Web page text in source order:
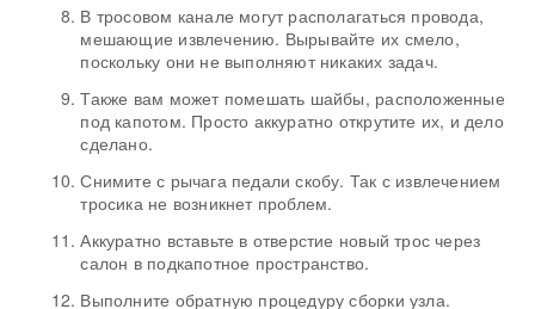
В тросовом канале могут располагаться провода,
мешающие извлечению. Вырывайте их смело,
поскольку они не выполняют никаких задач.
Также вам может помешать шайбы, расположенные
под капотом. Просто аккуратно открутите их, и дело
сделано.
Снимите с рычага педали скобу. Так с извлечением
тросика не возникнет проблем.
Аккуратно вставьте в отверстие новый трос через
салон в подкапотное пространство.
Выполните обратную процедуру сборки узла.